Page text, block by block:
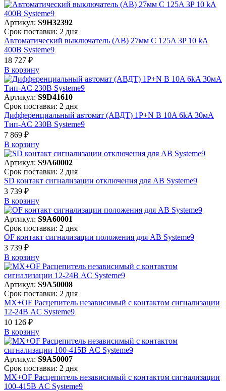
Артикул: S9H32392
Срок поставки: 2 дня
Автоматический выключатель (АВ) 27мм C 125A 3P 10 kA
400В Systeme9
18 727 ₽
В корзинy
Артикул: S9D41610
Срок поставки: 2 дня
Дифференциальный автомат (АВДТ) 1P+N B 10A 6kA 30мА
Тип-AC 230В Systeme9
7 869 ₽
В корзинy
Артикул: S9A60002
Срок поставки: 2 дня
SD контакт сигнализации отключения для АВ Systeme9
3 739 ₽
В корзинy
Артикул: S9A60001
Срок поставки: 2 дня
OF контакт сигнализации положения для АВ Systeme9
3 739 ₽
В корзинy
Артикул: S9A50008
Срок поставки: 2 дня
MX+OF Расцепитель независимый с контактом сигнализации
12-24В AC Systeme9
10 126 ₽
В корзинy
Артикул: S9A50007
Срок поставки: 2 дня
MX+OF Расцепитель независимый с контактом сигнализации
100-415В AC Systeme9